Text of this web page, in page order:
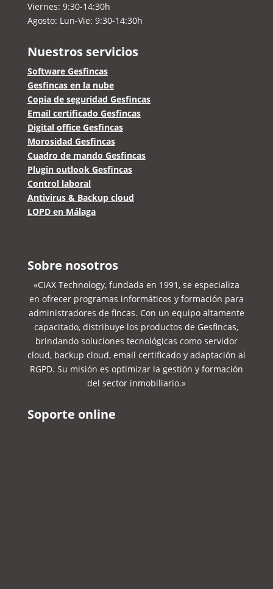
Viernes: 9:30-14:30h
Agosto: Lun-Vie: 9:30-14:30h
Nuestros servicios
Software Gesfincas
Gesfincas en la nube
Copia de seguridad Gesfincas
Email certificado Gesfincas
Digital office Gesfincas
Morosidad Gesfincas
Cuadro de mando Gesfincas
Plugin outlook Gesfincas
Control laboral
Antivirus & Backup cloud
LOPD en Málaga
Sobre nosotros
«CIAX Technology, fundada en 1991, se especializa
en ofrecer programas informáticos y formación para
administradores de fincas. Con un equipo altamente
capacitado, distribuye los productos de Gesfincas,
brindando soluciones tecnológicas como servidor
cloud, backup cloud, email certificado y adaptación al
RGPD. Su misión es optimizar la gestión y formación
del sector inmobiliario.»
Soporte online